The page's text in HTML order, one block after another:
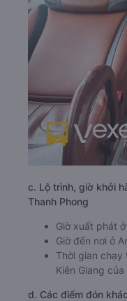
c. Lộ trình, giờ khởi
Thanh Phong
Giờ xuất phát
Giờ đến nơi ở
Thời gian chạy
Kiên Giang của
d. Các điểm đón